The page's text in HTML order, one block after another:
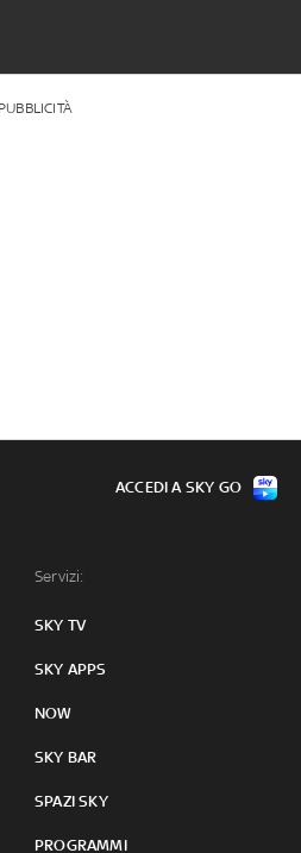
PUBBLICITÀ
Servizi:
SKY TV
SKY APPS
NOW
SKY BAR
SPAZI SKY
PROGRAMMI
ACCEDI A SKY GO